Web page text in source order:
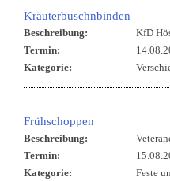
Kräuterbuschnbinden
Beschreibung:
KfD
Termin:
Kategorie:
Frühschoppen
Beschreibung:
Termin:
Kategorie:
Feste